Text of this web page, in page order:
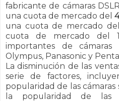
fabricante de cámaras
una cuota de mercado del
una cuota de mercado
cuota de mercado del
importantes de
Olympus, Panasonic y
La disminución de las
serie de factores,
popularidad de las
la popularidad de las